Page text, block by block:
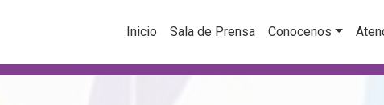
Inicio Sala de Prensa Conocenos